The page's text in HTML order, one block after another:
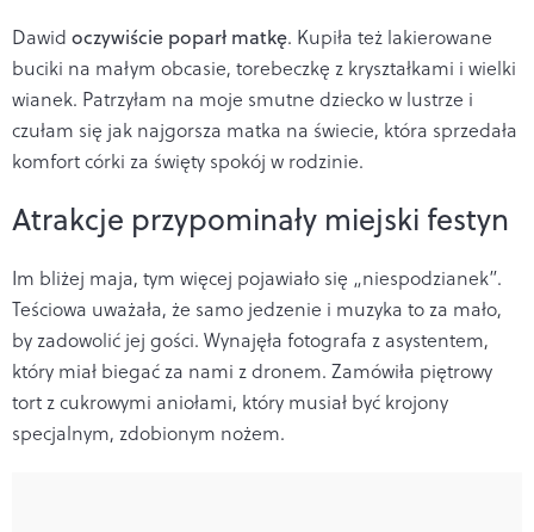
Dawid oczywiście poparł matkę. Kupiła też lakierowane
buciki na małym obcasie, torebeczkę z kryształkami i wielki
wianek. Patrzyłam na moje smutne dziecko w lustrze i
czułam się jak najgorsza matka na świecie, która sprzedała
komfort córki za święty spokój w rodzinie.
Atrakcje przypominały miejski festyn
Im bliżej maja, tym więcej pojawiało się „niespodzianek”.
Teściowa uważała, że samo jedzenie i muzyka to za mało,
by zadowolić jej gości. Wynajęła fotografa z asystentem,
który miał biegać za nami z dronem. Zamówiła piętrowy
tort z cukrowymi aniołami, który musiał być krojony
specjalnym, zdobionym nożem.